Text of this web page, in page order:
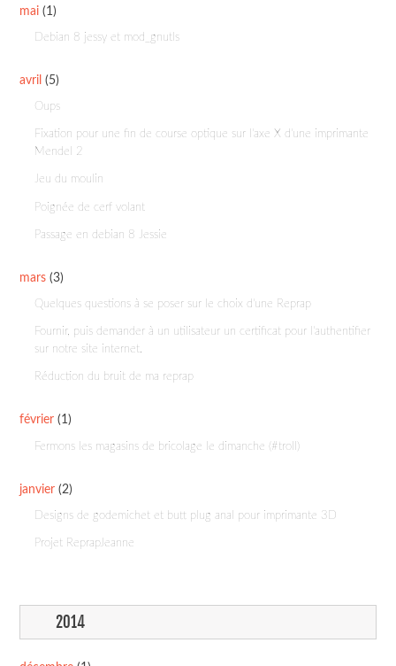
mai (1)
Debian 8 jessy et mod_gnutls
avril (5)
Oups
Fixation pour une fin de course optique sur l'axe X d'une imprimante
Mendel 2
Jeu du moulin
Poignée de cerf volant
Passage en debian 8 Jessie
mars (3)
Quelques questions à se poser sur le choix d'une Reprap
Fournir, puis demander à un utilisateur un certificat pour l'authentifier
sur notre site internet.
Réduction du bruit de ma reprap
février (1)
Fermons les magasins de bricolage le dimanche (#troll)
janvier (2)
Designs de godemichet et butt plug anal pour imprimante 3D
Projet ReprapJeanne
2014